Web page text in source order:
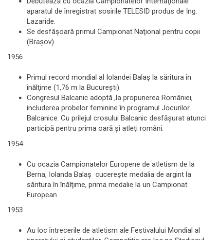
aparatul de înregistrat sosirile TELESID produs de Ing.
Lazaride.
Se desfăşoară primul Campionat Naţional pentru copii
(Braşov).
1956
Primul record mondial al Iolandei Balaş la săritura în
înălţime (1,76 m la Bucureşti).
Congresul Balcanic adoptă ,la propunerea României,
includerea probelor feminine în programul Jocurilor
Balcanice. Cu prilejul crosului Balcanic desfășurat atunci
participă pentru prima oară şi atleţi români.
1954
Cu ocazia Campionatelor Europene de atletism de la
Berna, Iolanda Balaş cucereşte medalia de argint la
săritura în înălţime, prima medalie la un Campionat
European.
1953
Au loc întrecerile de atletism ale Festivalului Mondial al